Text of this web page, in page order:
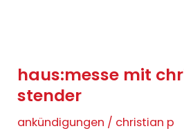
haus:messe mit
stender
ankündigungen / christian p